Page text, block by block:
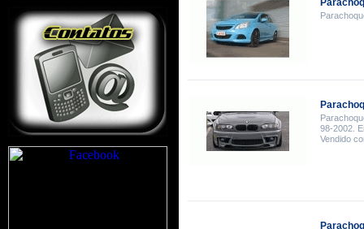
98-2002.
Vendido